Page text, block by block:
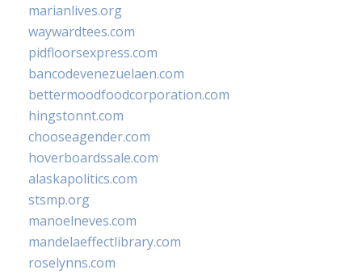
marianlives.org
waywardtees.com
pidfloorsexpress.com
bancodevenezuelaen.com
bettermoodfoodcorporation.com
hingstonnt.com
chooseagender.com
hoverboardssale.com
alaskapolitics.com
stsmp.org
manoelneves.com
mandelaeffectlibrary.com
roselynns.com